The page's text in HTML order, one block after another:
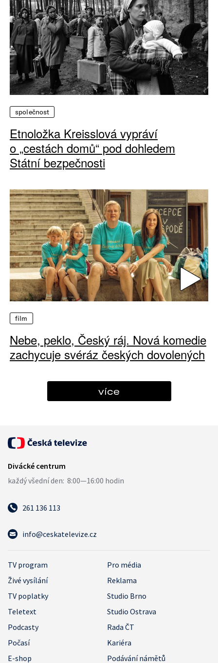
společnost
Etnoložka Kreisslová vypráví
o „cestách domů“ pod dohledem
Státní bezpečnosti
film
Nebe, peklo, Český ráj. Nová komedie
zachycuje svéráz českých dovolených
více
261 136 113
info@ceskatelevize.cz
TV program
Pro média
Živé vysílání
Reklama
TV poplatky
Studio Brno
Teletext
Studio Ostrava
Podcasty
Rada ČT
Počasí
Kariéra
E-shop
Podávání námětů